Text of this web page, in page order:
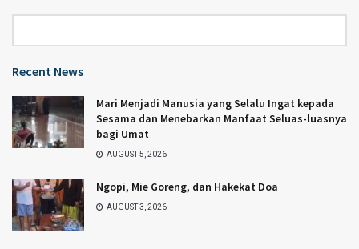
Recent News
Mari Menjadi Manusia yang Selalu Ingat kepada
Sesama dan Menebarkan Manfaat Seluas-luasnya
bagi Umat
AUGUST 5, 2026
Ngopi, Mie Goreng, dan Hakekat Doa
AUGUST 3, 2026